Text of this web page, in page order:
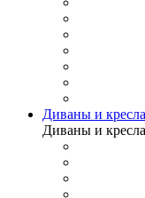
Диваны и кресла
Диваны и кресла